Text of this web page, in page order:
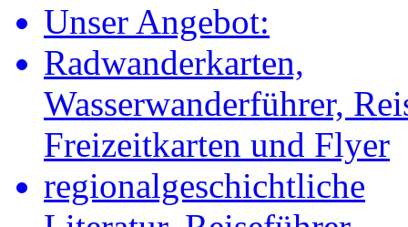
Unser Angebot:
Radwanderkarten,
Wasserwanderführer,
Freizeitkarten und Flyer
regionalgeschichtliche